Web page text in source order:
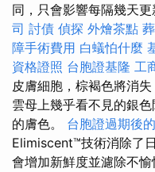
同，只會影響每隔幾天
司 討債 偵探 外燴茶點
障手術費用 白蟻怕什麼
資格證照 台胞證基隆 工
皮膚細胞，棕褐色將消失
雲母上幾乎看不見的銀
的膚色。 台胞證過期後
Elimiscent™技術消除了
會增加新鮮度並濾除不愉